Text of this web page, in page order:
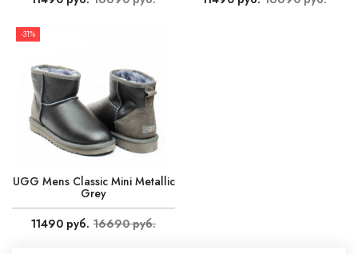
-31%
UGG Mens Classic Mini Metallic
Grey
11490 руб. 16690 руб.